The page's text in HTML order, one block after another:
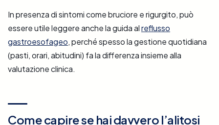
In presenza di sintomi come bruciore e rigurgito, può
essere utile leggere anche la guida alreflusso
gastroesofageo, perché spesso la gestione quotidiana
(pasti, orari, abitudini) fa la differenza insieme alla
valutazione clinica.
Come capire se hai davvero l’alitosi